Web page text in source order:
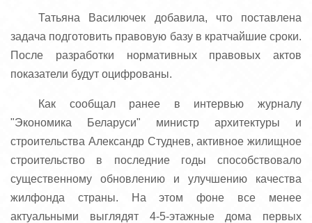
Татьяна Василючек добавила, что поставлена
задача подготовить правовую базу в кратчайшие сроки.
После разработки нормативных правовых актов
показатели будут оцифрованы.
Как сообщал ранее в интервью журналу
"Экономика Беларуси" министр архитектуры и
строительства Александр Студнев, активное жилищное
строительство в последние годы способствовало
существенному обновлению и улучшению качества
жилфонда страны. На этом фоне все менее
актуальными выглядят 4-5-этажные дома первых